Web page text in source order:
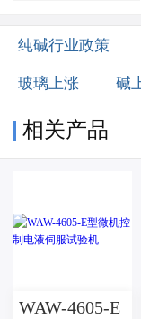
纯碱行业政策
玻璃上涨 碱
相关产品
WAW-4605-E